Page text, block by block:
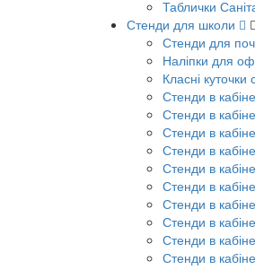
Таблички
Стенди для школи
Стенди для
Наліпки для
Класні куточки
Стенди в
Стенди в
Стенди в
Стенди в
Стенди в
Стенди в
Стенди в
Стенди в
Стенди в
Стенди в